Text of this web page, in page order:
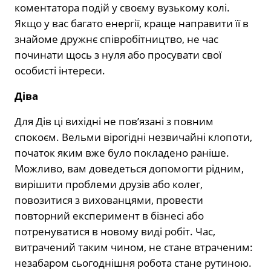
коментатора подій у своєму вузькому колі.
Якщо у вас багато енергії, краще направити її в
знайоме дружнє співробітництво, не час
починати щось з нуля або просувати свої
особисті інтереси.
Діва
Для Дів ці вихідні не пов’язані з повним
спокоєм. Вельми вірогідні незвичайні клопоти,
початок яким вже було покладено раніше.
Можливо, вам доведеться допомогти рідним,
вирішити проблеми друзів або колег,
повозитися з вихованцями, провести
повторний експеримент в бізнесі або
потренуватися в новому виді робіт. Час,
витрачений таким чином, не стане втраченим:
незабаром сьогоднішня робота стане рутиною.